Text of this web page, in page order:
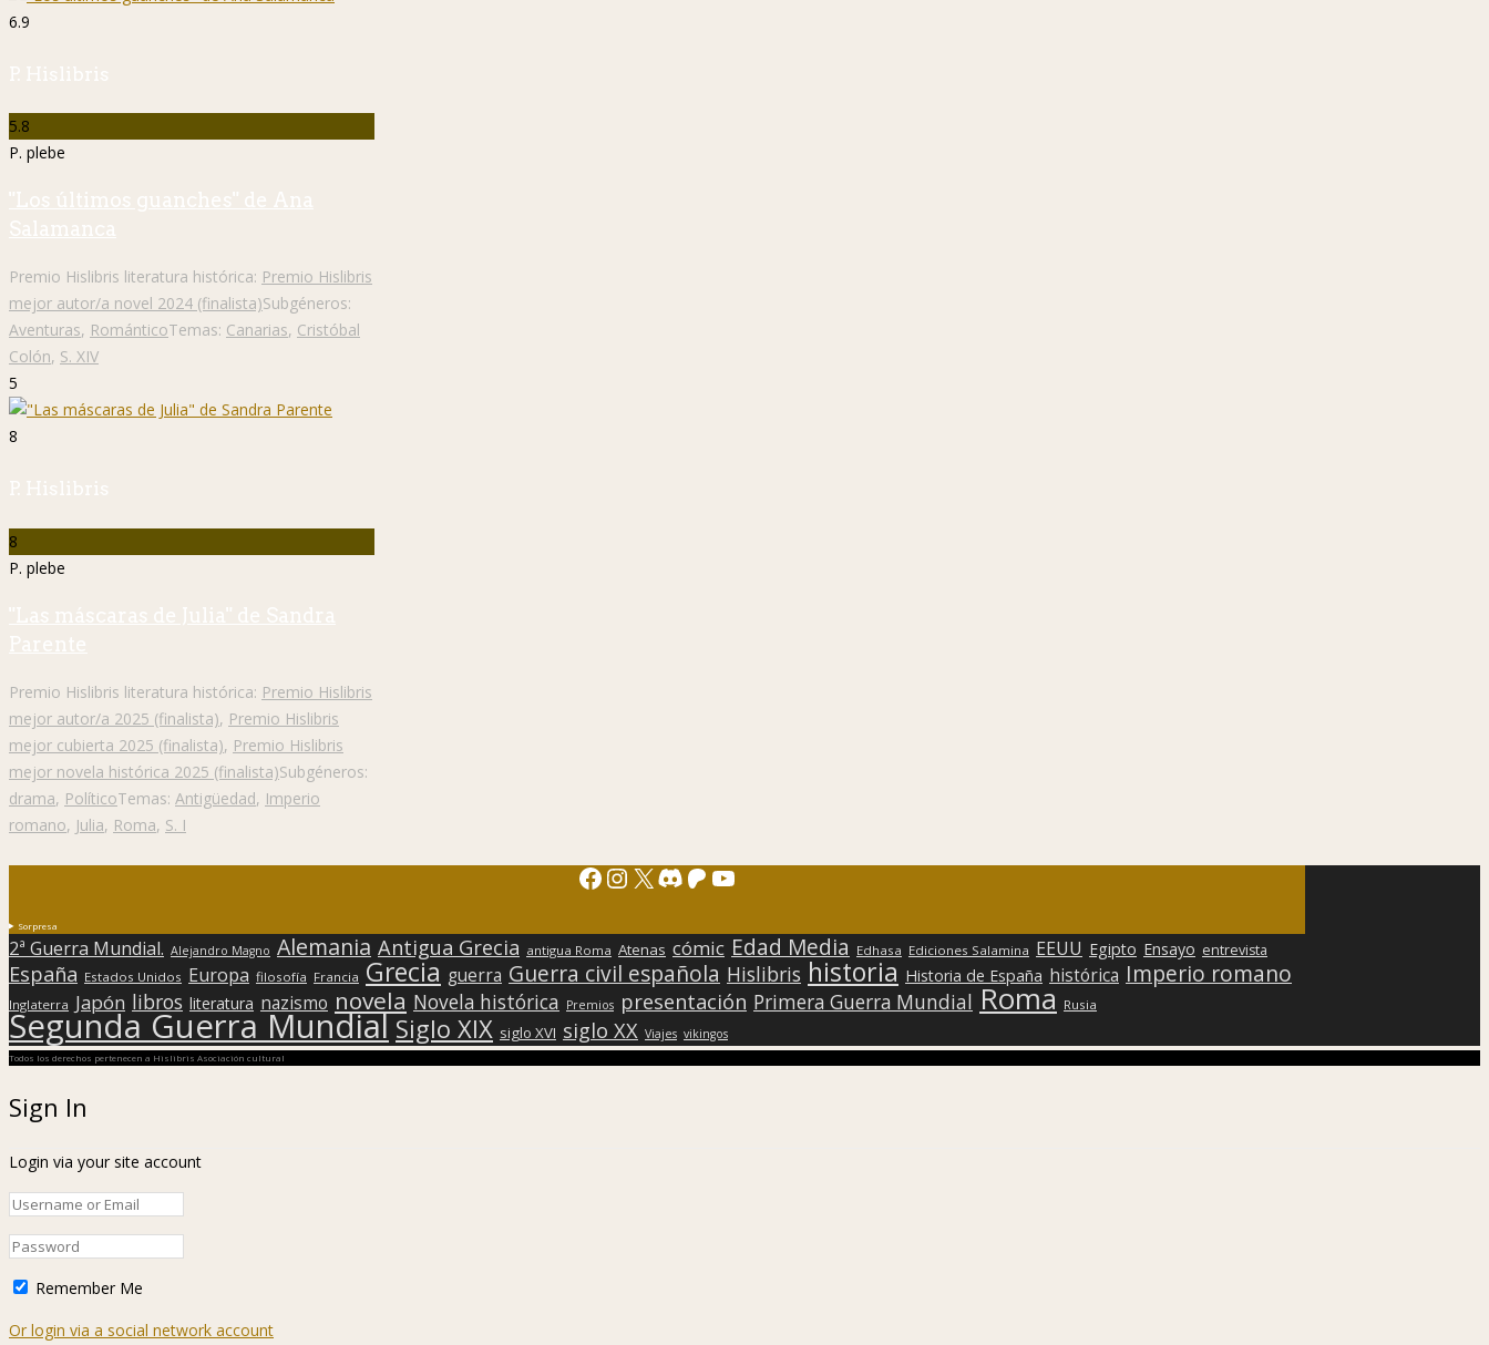
6.9
P. Hislibris
5.8
P. plebe
"Los últimos guanches" de Ana
Salamanca
Premio Hislibris literatura histórica: Premio Hislibris
mejor autor/a novel 2024 (finalista)Subgéneros:
Aventuras, RománticoTemas: Canarias, Cristóbal
Colón, S. XIV
5
8
P. Hislibris
8
P. plebe
"Las máscaras de Julia" de Sandra
Parente
Premio Hislibris literatura histórica: Premio Hislibris
mejor autor/a 2025 (finalista), Premio Hislibris
mejor cubierta 2025 (finalista), Premio Hislibris
mejor novela histórica 2025 (finalista)Subgéneros:
drama, PolíticoTemas: Antigüedad, Imperio
romano, Julia, Roma, S. I
Facebook
Instagram
X Discord
Patreon
YouTube
Sorpresa
2ª Guerra Mundial. Alejandro Magno Alemania Antigua Grecia antigua Roma Atenas cómic Edad Media Edhasa Ediciones Salamina EEUU Egipto Ensayo entrevista
España Estados Unidos Europa filosofía Francia Grecia guerra Guerra civil española Hislibris historia Historia de España histórica Imperio romano
Inglaterra Japón libros literatura nazismo novela Novela histórica Premios presentación Primera Guerra Mundial Roma Rusia
Segunda Guerra Mundial Siglo XIX siglo XVI siglo XX Viajes vikingos
Todos los derechos pertenecen a Hislibris Asociación cultural
Sign In
Login via your site account
Remember Me
Or login via a social network account